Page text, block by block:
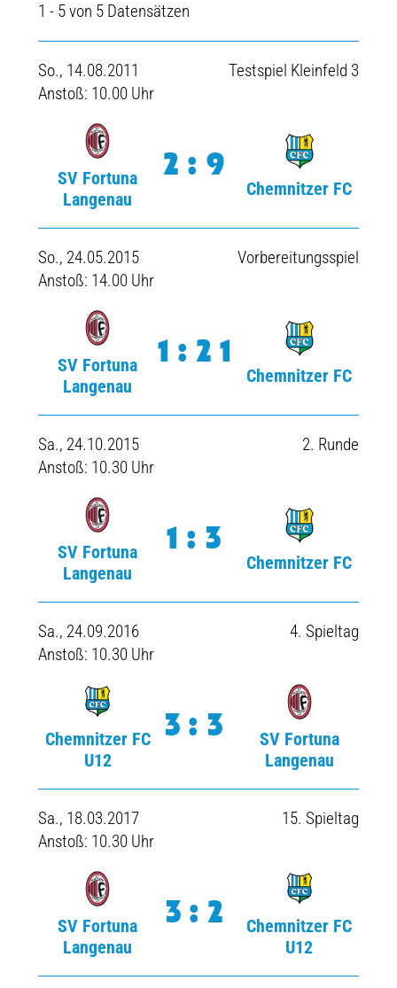
1 - 5 von 5 Datensätzen
So., 14.08.2011
Anstoß: 10.00 Uhr
Testspiel Kleinfeld 3
SV Fortuna
Langenau
2:9
Chemnitzer FC
So., 24.05.2015
Anstoß: 14.00 Uhr
Vorbereitungsspiel
SV Fortuna
Langenau
1:21
Chemnitzer FC
Sa., 24.10.2015
Anstoß: 10.30 Uhr
2. Runde
SV Fortuna
Langenau
1:3
Chemnitzer FC
Sa., 24.09.2016
Anstoß: 10.30 Uhr
4. Spieltag
Chemnitzer FC
U12
3:3
SV Fortuna
Langenau
Sa., 18.03.2017
Anstoß: 10.30 Uhr
15. Spieltag
SV Fortuna
Langenau
3:2
Chemnitzer FC
U12